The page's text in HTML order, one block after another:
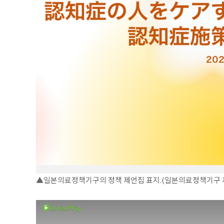
▲일본의료정책기구의 정책 제언집 표지.(일본의료정책기구